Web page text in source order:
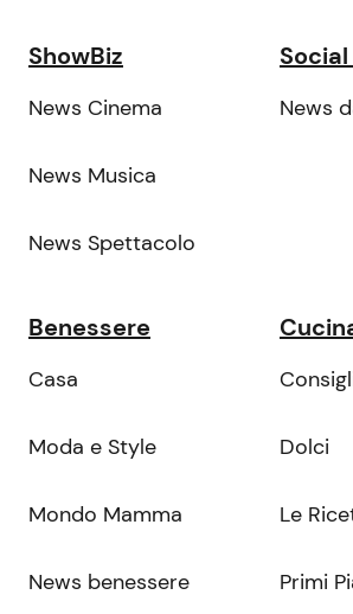
ShowBiz
News Cinema
News Musica
News Spettacolo
News
Benessere
Casa
Moda e Style
Mondo Mamma
News benessere
Dolci
Le
Primi